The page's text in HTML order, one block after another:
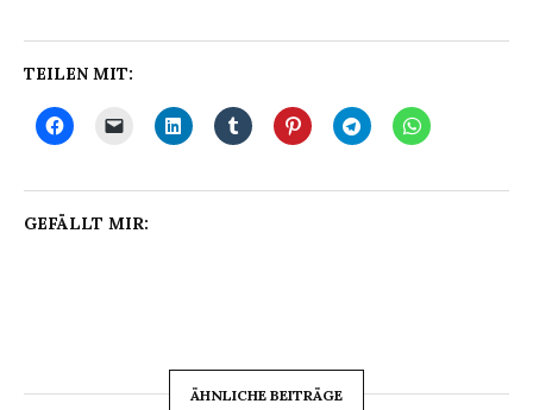
TEILEN MIT:
GEFÄLLT MIR:
ÄHNLICHE BEITRÄGE